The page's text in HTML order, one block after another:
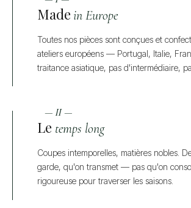
Madein Europe
Toutes nos pièces sont conçues et
ateliers européens — Portugal, Italie,
traitance asiatique, pas d'intermédiaire,
— II —
Le temps long
Coupes intemporelles, matières nobles.
garde, qu'on transmet — pas qu'on
rigoureuse pour traverser les saisons.